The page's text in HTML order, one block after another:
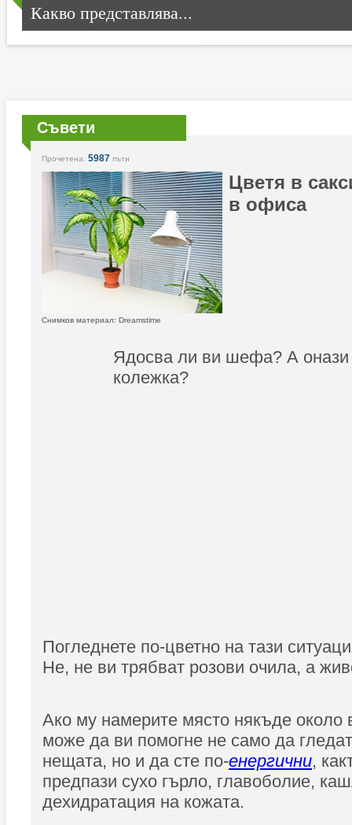
Какво представлява...
Съвети
Прочетена: 5987 пъти
Цветя в
в офиса
Снимков материал: Dreamstime
Ядосва ли ви шефа? А онази
колежка?
Погледнете по-цветно на тази
Не, не ви трябват розови очила, а
Ако му намерите място някъде около
може да ви помогне не само да
нещата, но и да сте по-енергични,
предпази сухо гърло, главоболие,
дехидратация на кожата.